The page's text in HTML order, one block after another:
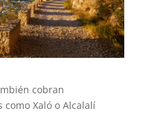
cobran
como Xaló o Alcalalí